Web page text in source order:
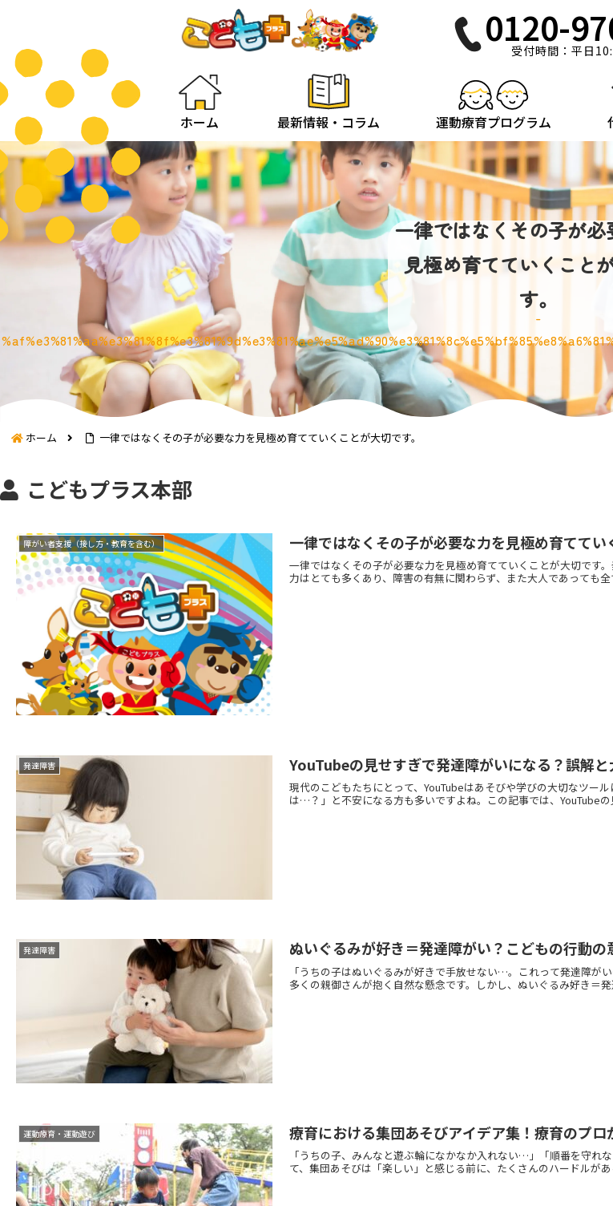
0120-
受付時間：平日
ホーム 最新情報・コラム 運動療育プログラム
一律ではなくその子が必
見極め育てていくこと
す。
ホーム 一律ではなくその子が必要な力を見極め育てていくことが大切です。
こどもプラス本部
障がい者支援（接し方・教育を含む） 一律ではなくその子が必要な力を見極め育ててい
一律ではなくその子が必要な力を見極め育てていくことが大切です
力はとても多くあり、障害の有無に関わらず、また大人であっても
発達障害 YouTubeの見せすぎで発達障がいになる？誤解
現代のこどもたちにとって、YouTubeはあそびや学びの大切なツー
は…？」と不安になる方も多いですよね。この記事では、YouTube
発達障害 ぬいぐるみが好き＝発達障がい？こどもの行動の
「うちの子はぬいぐるみが好きで手放せない…。これって発達障が
多くの親御さんが抱く自然な懸念です。しかし、ぬいぐるみ好き＝
運動療育・運動遊び 療育における集団あそびアイデア集！療育のプ
「うちの子、みんなと遊ぶ輪になかなか入れない…」「順番を守れ
て、集団あそびは「楽しい」と感じる前に、たくさんのハードルが